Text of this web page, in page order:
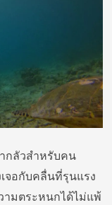
กลัวสำหรับคน
จอกับคลื่นที่รุนแรง
ามตระหนกได้ไม่แพ้